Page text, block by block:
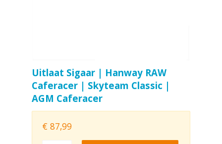
Uitlaat Sigaar | Hanway RAW
Caferacer | Skyteam Classic |
AGM Caferacer
€ 87,99